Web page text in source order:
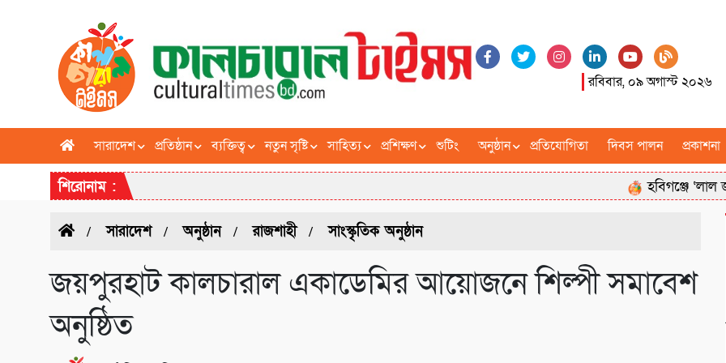
রবিবার, ০৯ অগাস্ট ২০২৬
সারাদেশ প্রতিষ্ঠান ব্যক্তিত্ব নতুন সৃষ্টি সাহিত্য প্রশিক্ষণ শুটিং অনুষ্ঠান প্রতিযোগিতা দিবস পালন প্রকাশনা
শিরোনাম : হবিগঞ্জে ‘লাল জুলাইয়ের
সারাদেশ অনুষ্ঠান রাজশাহী সাংস্কৃৃতিক অনুষ্ঠান
জয়পুরহাট কালচারাল একাডেমির আয়োজনে শিল্পী সমাবেশ
অনুষ্ঠিত